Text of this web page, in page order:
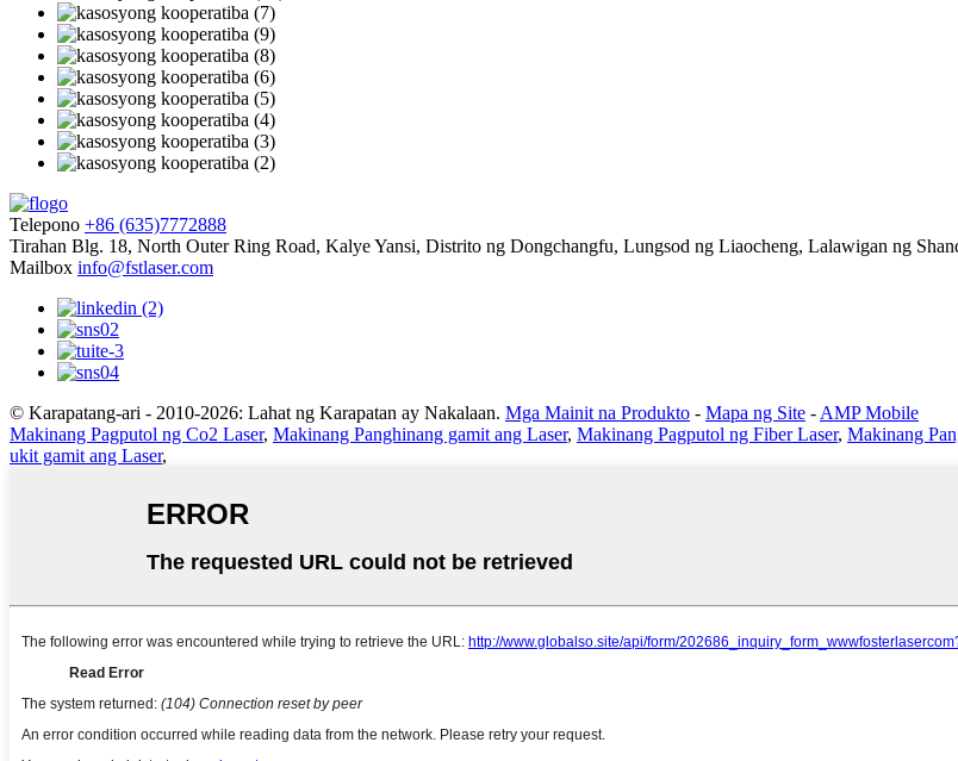
Telepono +86 (635)7772888
Tirahan Blg. 18, North Outer Ring Road, Kalye Yansi, Distrito ng Dongchangfu, Lungsod ng Liaocheng, Lalawigan ng
Mailbox info@fstlaser.com
© Karapatang-ari - 2010-2026: Lahat ng Karapatan ay Nakalaan. Mga Mainit na Produkto - Mapa ng Site - AMP Mobile
Makinang Pagputol ng Co2 Laser, Makinang Panghinang gamit ang Laser, Makinang Pagputol ng Fiber Laser, Makinang
ukit gamit ang Laser,